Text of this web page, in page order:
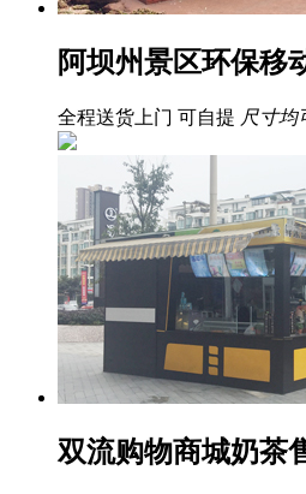
阿坝州景区环保移
全程送货上门 可自提 尺寸均
双流购物商城奶茶